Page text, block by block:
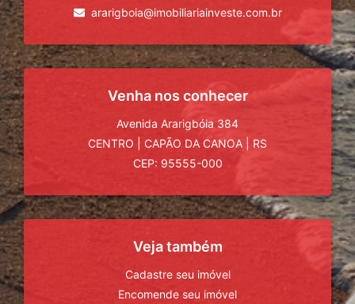
ararigboia@imobiliariainveste.com.br
Venha nos conhecer
Avenida Ararigbóia 384
CENTRO
CAPÃO DA CANOA
RS
CEP: 95555-000
Veja também
Cadastre seu imóvel
Encomende seu imóvel